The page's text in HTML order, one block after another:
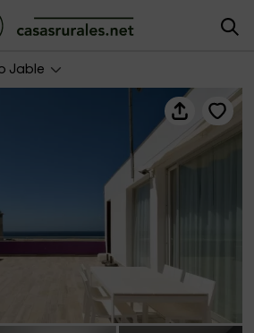
Jable
Atlántica Luxe Loft 658